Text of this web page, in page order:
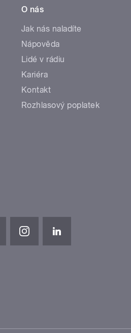
O nás
Jak nás naladíte
Nápověda
Lidé v rádiu
Kariéra
Kontakt
Rozhlasový poplatek